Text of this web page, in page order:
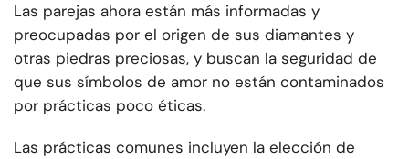
Las parejas ahora están más informadas y
preocupadas por el origen de sus diamantes y
otras piedras preciosas, y buscan la seguridad de
que sus símbolos de amor no están contaminados
por prácticas poco éticas.
Las prácticas comunes incluyen la elección de